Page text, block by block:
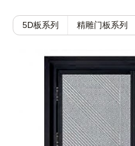
5D板系列 精雕门板系列